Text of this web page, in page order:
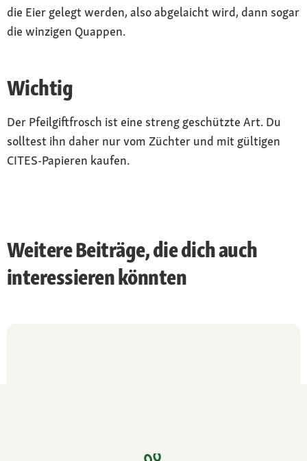
die Eier gelegt werden, also abgelaicht wird, dann sogar
die winzigen Quappen.
Wichtig
Der Pfeilgiftfrosch ist eine streng geschützte Art. Du
solltest ihn daher nur vom Züchter und mit gültigen
CITES-Papieren kaufen.
Weitere Beiträge, die dich auch
interessieren könnten